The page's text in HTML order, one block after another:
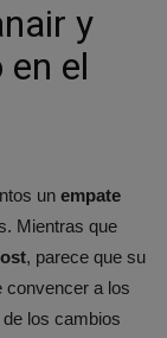
y
el
un empate
Mientras que
, parece que su
convencer a los
los cambios